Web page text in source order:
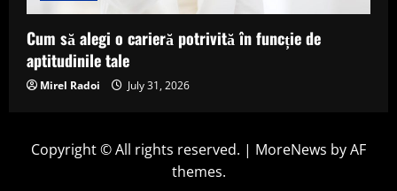
Cum să alegi o carieră potrivită în funcție de
aptitudinile tale
Mirel Radoi July 31, 2026
Copyright © All rights reserved. | MoreNews by AF
themes.